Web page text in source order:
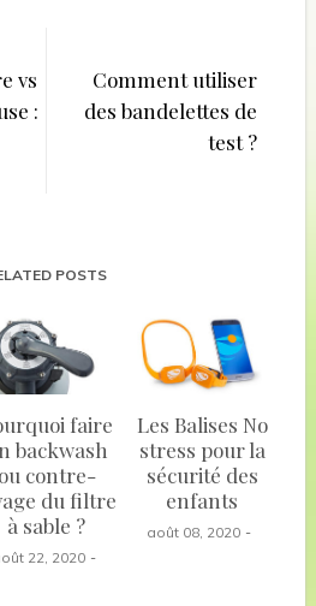
vs
:
Comment utiliser
des bandelettes de
test ?
POSTS
faire
backwash
ou contre-
du filtre
à sable ?
22, 2020
Les Balises No
stress pour la
sécurité des
enfants
août 08, 2020